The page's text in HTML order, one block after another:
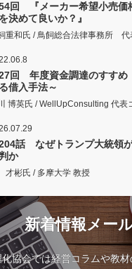
回 『メーカー希望小売価
決めて良いか？』
重和氏 / 鳥飼総合法律事務所 代
回 年度資金調達のすす
借入手法～
博英氏 / WellUpConsulting 代表
話 なぜトランプ大統領
か
彬氏 / 多摩大学 教授
新着情報メー
協会では経営コラムや教